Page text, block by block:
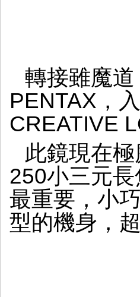
轉接雖魔
PENTAX，
CREATIVE
此鏡現在
250小三元
最重要，小
型的機身，超